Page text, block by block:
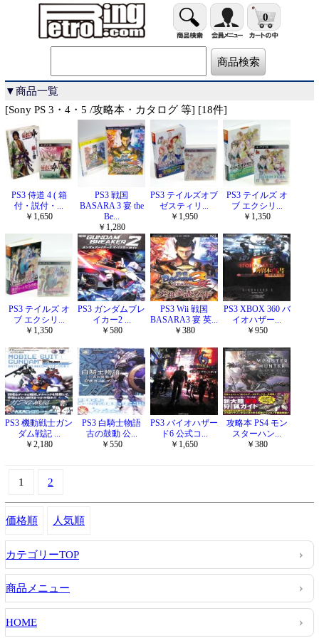
0
▼商品一覧
[Sony PS 3・4・5 /攻略本・カタログ 等] [18件]
PS3 侍道 4 ( 箱
付・説付・...
￥1,650
PS3 戦国
BASARA 3 宴 the
Be...
￥1,280
PS3 テイルズオブ
ゼスティリ...
￥1,950
PS3 テイルズ オ
ブ エクシリ...
￥1,350
PS3 テイルズ オ
ブ エクシリ...
￥1,350
PS3 ガンダムブレ
イカー2 ...
￥580
PS3 Wii 戦国
BASARA3 宴 英...
￥380
PS3 XBOX 360 バ
イオハザー...
￥950
PS3 機動戦士ガン
ダム戦記 ...
￥2,180
PS3 白騎士物語
古の鼓動 公...
￥550
PS3 バイオハザー
ド6 公式コ...
￥1,650
攻略本 PS4 モン
スターハン...
￥380
1 2
価格順 人気順
カテゴリーTOP
商品メニュー
HOME